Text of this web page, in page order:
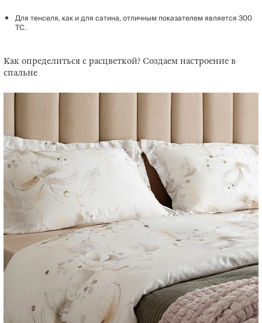
Для тенселя, как и для сатина, отличным показателем является 300
TC.
Как определиться с расцветкой? Создаем настроение в
спальне